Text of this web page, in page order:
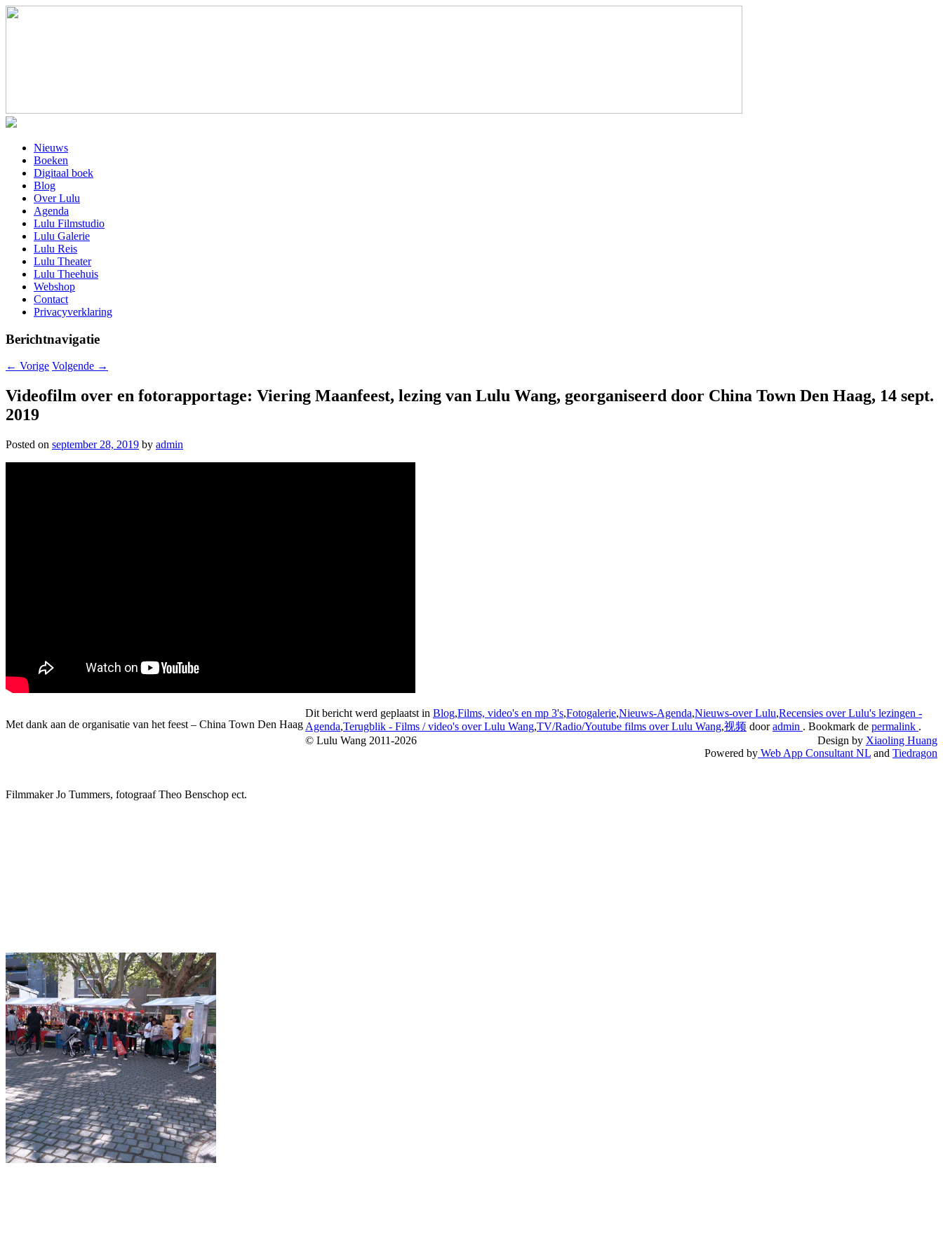
Nieuws
Boeken
Digitaal boek
Blog
Over Lulu
Agenda
Lulu Filmstudio
Lulu Galerie
Lulu Reis
Lulu Theater
Lulu Theehuis
Webshop
Contact
Privacyverklaring
Berichtnavigatie
← Vorige Volgende →
Videofilm over en fotorapportage: Viering Maanfeest, lezing van Lulu Wang, georganiseerd door China Town Den Haag, 14 sept.
2019
Posted on september 28, 2019 by admin
Met dank aan de organisatie van het feest – China Town Den Haag
Filmmaker Jo Tummers, fotograaf Theo Benschop ect.
Dit bericht werd geplaatst in Blog,Films, video's en mp 3's,Fotogalerie,Nieuws-Agenda,Nieuws-over Lulu,Recensies over Lulu's lezingen -
Agenda,Terugblik - Films / video's over Lulu Wang,TV/Radio/Youtube films over Lulu Wang,视频 dooradmin . Bookmark de permalink .
© Lulu Wang 2011-2026
Design by Xiaoling Huang
Powered by Web App Consultant NL and Tiedragon